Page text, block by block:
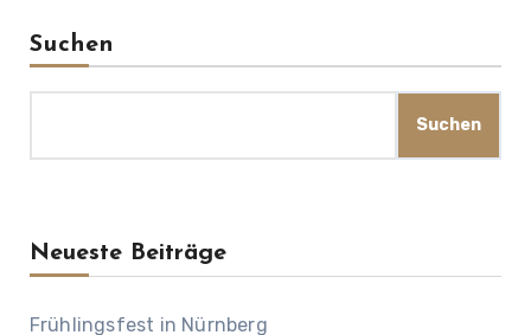
Suchen
Suchen
Neueste Beiträge
Frühlingsfest in Nürnberg